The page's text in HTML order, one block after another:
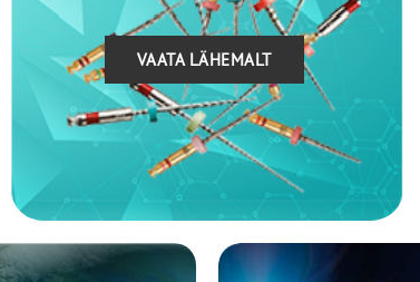
VAATA LÄHEMALT